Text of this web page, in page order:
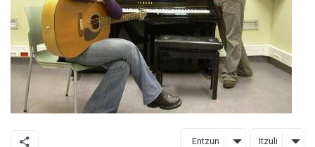
Entzun Itzuli